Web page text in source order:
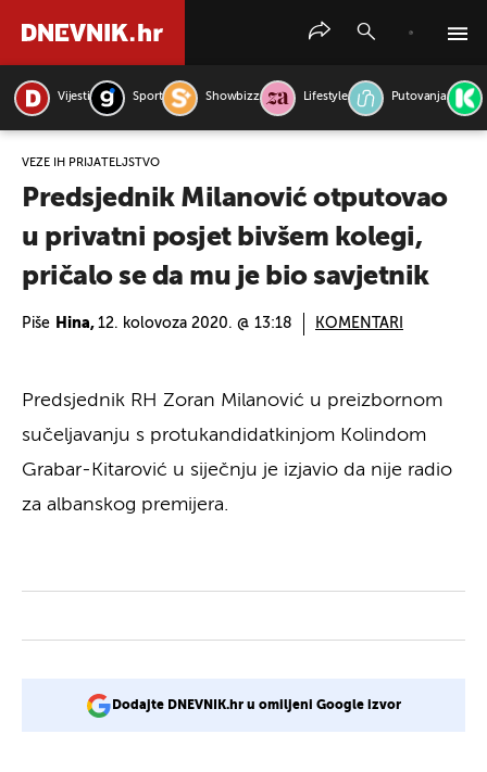
Vijesti Sport Showbizz Lifestyle Putovanja
VEŽE IH PRIJATELJSTVO
Predsjednik Milanović otputovao
u privatni posjet bivšem kolegi,
pričalo se da mu je bio savjetnik
Piše Hina, 12. kolovoza 2020. @ 13:18 KOMENTARI
Predsjednik RH Zoran Milanović u preizbornom
sučeljavanju s protukandidatkinjom Kolindom
Grabar-Kitarović u siječnju je izjavio da nije radio
za albanskog premijera.
Dodajte DNEVNIK.hr u omiljeni Google izvor
PRETRAŽITE VIJESTI